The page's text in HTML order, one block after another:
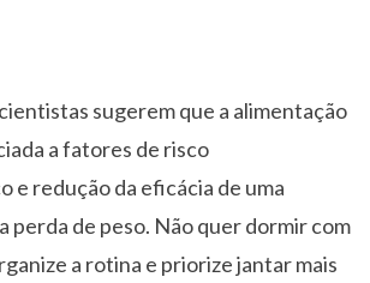
sugerem que a alimentação
a fatores de risco
e redução da eficácia de uma
perda de peso. Não quer dormir com
a rotina e priorize jantar mais